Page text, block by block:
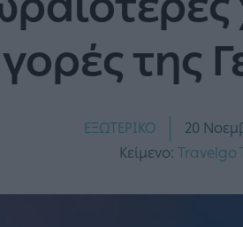
της
ΕΞΩΤΕΡΙΚΟ
20
Κείμενο: Travelgo